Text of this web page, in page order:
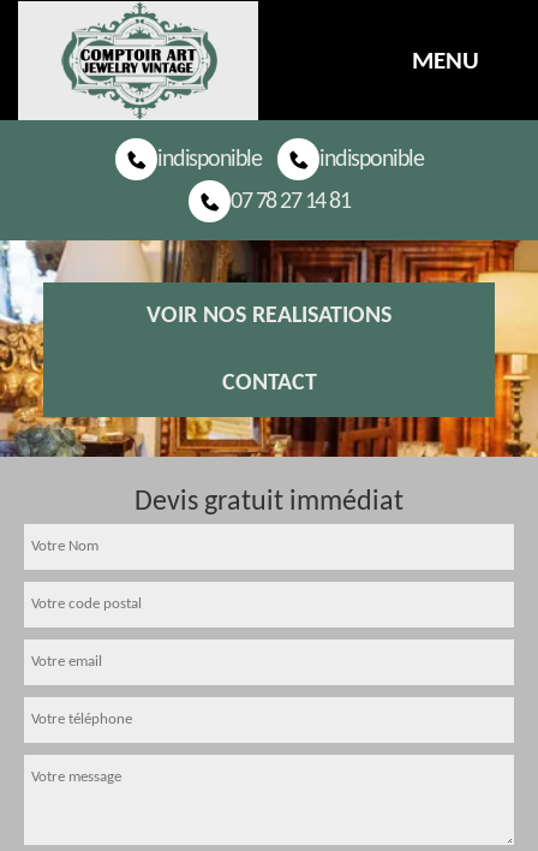
MENU
indisponible
indisponible
07 78 27 14 81
VOIR NOS REALISATIONS
CONTACT
Devis gratuit immédiat